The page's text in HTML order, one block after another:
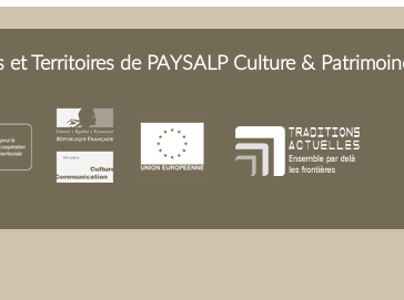
Territoires de PAYSALP Culture &